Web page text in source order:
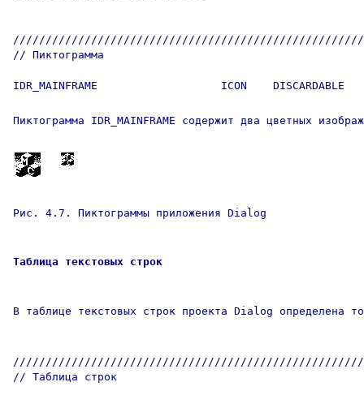
// Пиктограмма
IDR_MAINFRAME			ICON	DISCARDABLE	"res\\Dialog.ico"
Пиктограмма IDR_MAINFRAME содержит два цветных
Рис. 4.7. Пиктограммы приложения Dialog
Таблица текстовых строк
В таблице текстовых строк проекта Dialog определена
// Таблица строк